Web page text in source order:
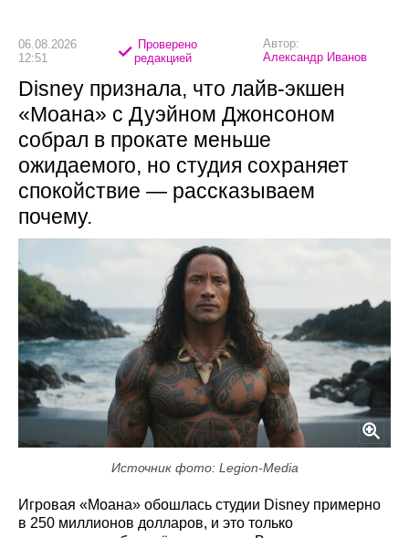
06.08.2026
12:51
Проверено
редакцией
Автор:
Александр Иванов
Disney признала, что лайв-экшен
«Моана» с Дуэйном Джонсоном
собрал в прокате меньше
ожидаемого, но студия сохраняет
спокойствие — рассказываем
почему.
Источник фото: Legion-Media
Игровая «Моана» обошлась студии Disney примерно
в 250 миллионов долларов, и это только